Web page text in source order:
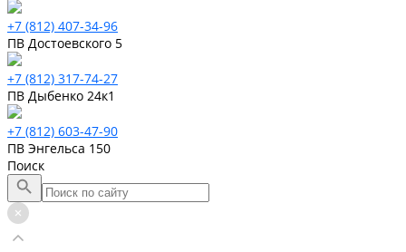
+7 (812) 407-34-96
ПВ Достоевского 5
+7 (812) 317-74-27
ПВ Дыбенко 24к1
+7 (812) 603-47-90
ПВ Энгельса 150
Поиск